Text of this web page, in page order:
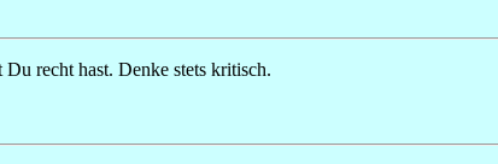
Du recht hast. Denke stets kritisch.